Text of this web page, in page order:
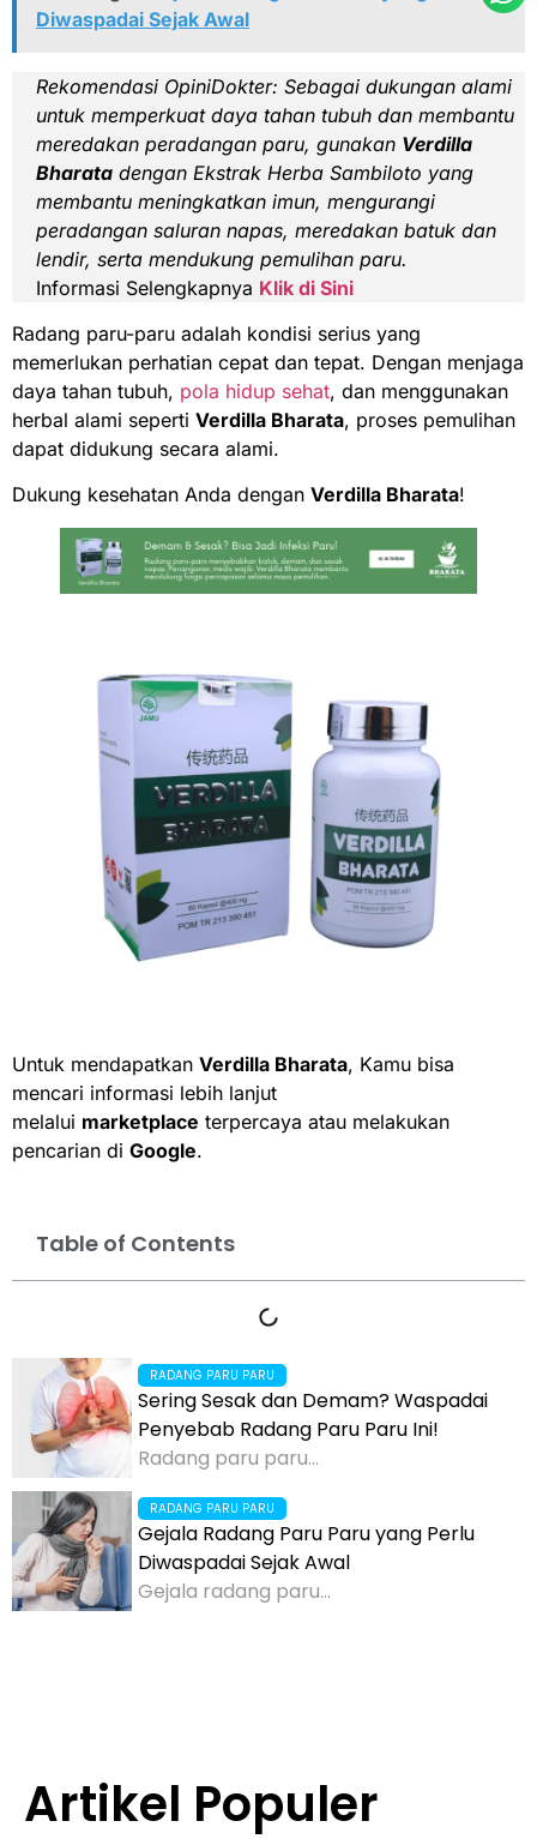
Diwaspadai Sejak Awal
Rekomendasi OpiniDokter: Sebagai dukungan alami
untuk memperkuat daya tahan tubuh dan membantu
meredakan peradangan paru, gunakan Verdilla
Bharata dengan Ekstrak Herba Sambiloto yang
membantu meningkatkan imun, mengurangi
peradangan saluran napas, meredakan batuk dan
lendir, serta mendukung pemulihan paru.
Informasi Selengkapnya Klik di Sini
Radang paru-paru adalah kondisi serius yang
memerlukan perhatian cepat dan tepat. Dengan menjaga
daya tahan tubuh, pola hidup sehat, dan menggunakan
herbal alami seperti Verdilla Bharata, proses pemulihan
dapat didukung secara alami.
Dukung kesehatan Anda dengan Verdilla Bharata!
Untuk mendapatkan Verdilla Bharata, Kamu bisa
mencari informasi lebih lanjut
melalui marketplace terpercaya atau melakukan
pencarian di Google.
Table of Contents
RADANG PARU PARU
Sering Sesak dan Demam? Waspadai
Penyebab Radang Paru Paru Ini!
Radang paru paru...
RADANG PARU PARU
Gejala Radang Paru Paru yang Perlu
Diwaspadai Sejak Awal
Gejala radang paru...
Artikel Populer